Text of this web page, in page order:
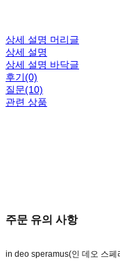
상세 설명 머리글
상세 설명
상세 설명 바닥글
후기(0)
질문(10)
관련 상품
주문 유의 사항
in deo speramus(인 데오 스